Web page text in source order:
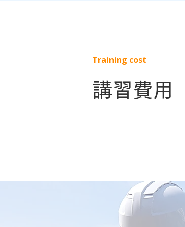
Training cost
講習費用